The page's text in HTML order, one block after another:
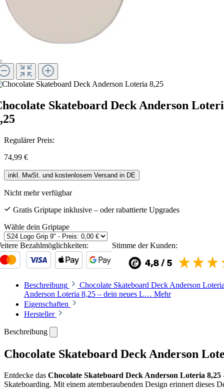
Skateboard Deck Anderson
Regulärer Preis:
74,99 €
inkl. MwSt. und kostenlosem Versand in DE
Nicht mehr verfügbar
Gratis Griptape inklusive – oder rabattierte Upgrades
Wähle dein Griptape
Bezahlmöglichkeiten: Stimme der Kunden:
Beschreibung
Chocolate Skateboard Deck Anderson
Anderson Loteria 8,25 – dein neues L… Mehr
Eigenschaften
Hersteller
Beschreibung
Chocolate Skateboard Deck Anderson
Entdecke das Chocolate Skateboard Deck Anderson Loteria 8,25
Skateboarding. Mit einem atemberaubenden Design erinnert dieses